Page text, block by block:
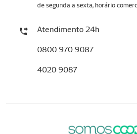
de segunda a sexta, horário
Atendimento 24h
0800 970 9087
4020 9087